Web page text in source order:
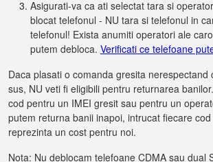
Asigurati-va ca ati selectat tara si
blocat telefonul - NU tara si telefonul in
telefonul! Exista anumiti operatori ale
putem debloca. Verificati ce telefoane
Daca plasati o comanda gresita nerespectand
sus, NU veti fi eligibili pentru returnarea
cod pentru un IMEI gresit sau pentru un
putem returna banii inapoi, intrucat fiecare
reprezinta un cost pentru noi.
Nota: Nu deblocam telefoane CDMA sau dual